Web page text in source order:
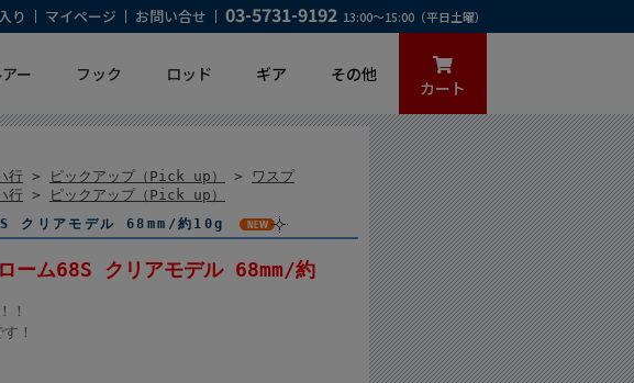
り マイページ お問い合せ 03-5731-9192 13:00～15:00（平日土曜）
ー フック ロッド ギア その他
カート
行 > ピックアップ（Pick up） > ワスプ
行 > ピックアップ（Pick up）
クリアモデル 68mm/約10g
ーム68S クリアモデル 68mm/約
！
！